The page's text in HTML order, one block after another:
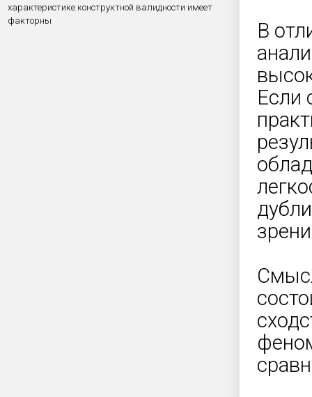
характеристике конструктной валидности имеет
факторны
В
Если